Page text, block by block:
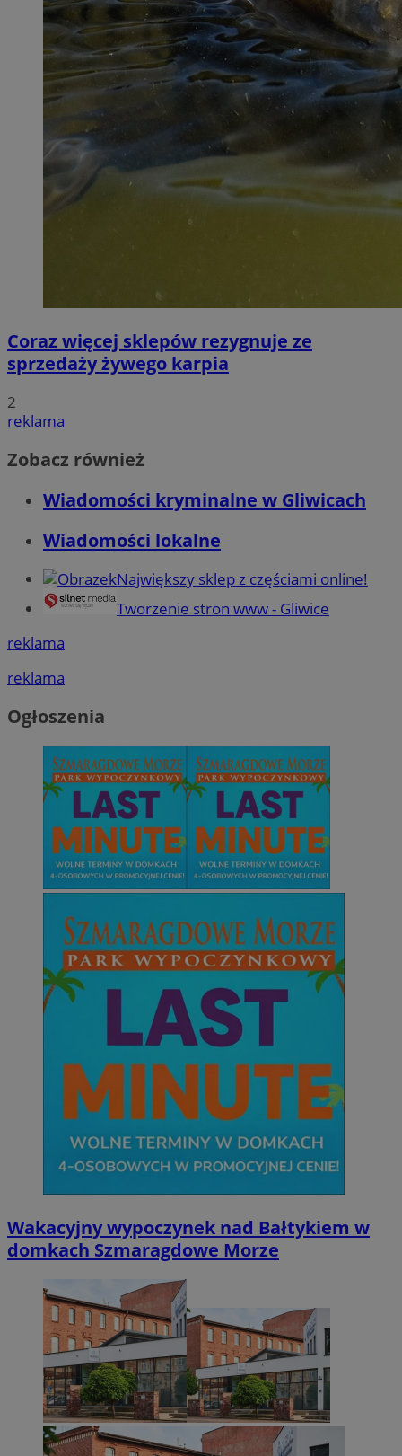
Coraz więcej sklepów rezygnuje ze
sprzedaży żywego karpia
2
reklama
Zobacz również
Wiadomości kryminalne w Gliwicach
Wiadomości lokalne
Największy sklep z częściami online!
Tworzenie stron www - Gliwice
reklama
reklama
Ogłoszenia
Wakacyjny wypoczynek nad Bałtykiem w
domkach Szmaragdowe Morze